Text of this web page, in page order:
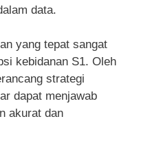
data.
yang tepat sangat
kebidanan S1. Oleh
strategi
dapat menjawab
akurat dan